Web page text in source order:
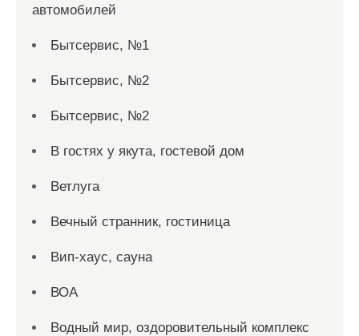
автомобилей
Бытсервис, №1
Бытсервис, №2
Бытсервис, №2
В гостях у якута, гостевой дом
Ветлуга
Вечный странник, гостиница
Вип-хаус, сауна
ВОА
Водный мир, оздоровительный комплекс